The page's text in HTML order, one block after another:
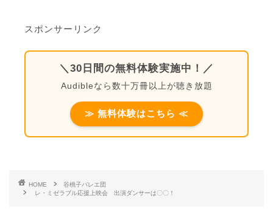
スポンサーリンク
＼30日間の無料体験実施中！／
Audibleなら数十万冊以上が聴き放題
≫ 無料体験はこちら ≪
HOME
谷桃子バレエ団
レ・ミゼラブル応援上映会 出演ダンサーは〇〇！